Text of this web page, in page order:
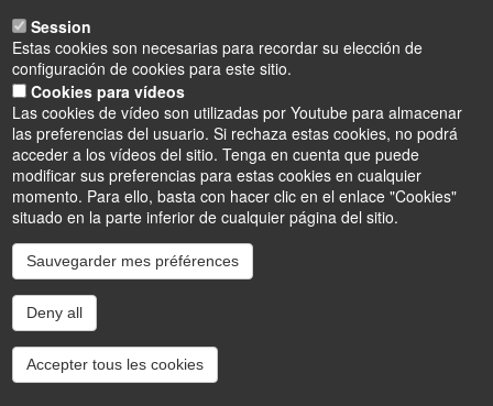
Informations
UFR Lettres, Langues & Sciences Humaines
10 rue de Tours - BP 46527
45065 ORLEANS cedex 2 – France
InstagramLinkedInYoutube
Accessibilité : partiellement conforme
Cookies
Intranet
Session
Estas cookies son necesarias para recordar su elección de
configuración de cookies para este sitio.
Cookies para vídeos
Las cookies de vídeo son utilizadas por Youtube para almacenar
las preferencias del usuario. Si rechaza estas cookies, no podrá
acceder a los vídeos del sitio. Tenga en cuenta que puede
modificar sus preferencias para estas cookies en cualquier
momento. Para ello, basta con hacer clic en el enlace "Cookies"
situado en la parte inferior de cualquier página del sitio.
Sauvegarder mes préférences
Deny all
Accepter tous les cookies